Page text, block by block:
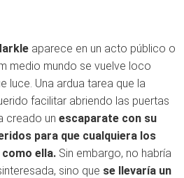
aparece en un acto público o
medio mundo se vuelve loco
luce. Una ardua tarea que la
facilitar abriendo las puertas
creado un escaparate con su
para que cualquiera los
ella. Sin embargo, no habría
sino que se llevaría un